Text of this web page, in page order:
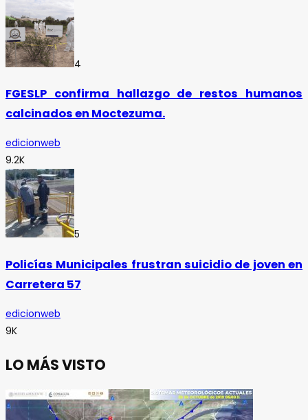
4
FGESLP confirma hallazgo de restos humanos
calcinados en Moctezuma.
edicionweb
9.2K
5
Policías Municipales frustran suicidio de joven en
Carretera 57
edicionweb
9K
LO MÁS VISTO